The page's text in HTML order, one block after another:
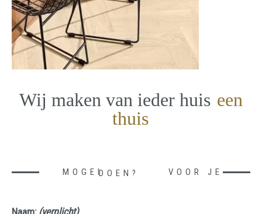
Wij maken van ieder huis een
thuis
MOGEN WE IETS VOOR JE DOEN?
Naam: (verplicht)